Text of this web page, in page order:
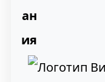
ан
ия